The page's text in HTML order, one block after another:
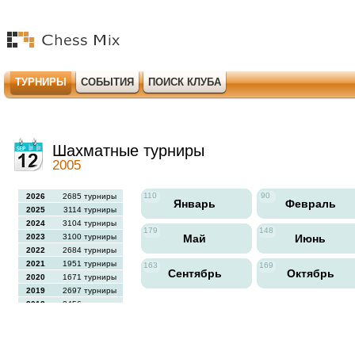
ТУРНИРЫ СОБЫТИЯ ПОИСК КЛУБА
Шахматные турниры
2005
2026
2685 турниры
2025
3114 турниры
2024
3104 турниры
2023
3100 турниры
2022
2684 турниры
2021
1951 турниры
2020
1671 турниры
2019
2697 турниры
2018
2456 турниры
110
Январь
90
Февраль
179
Май
148
Июнь
163
Сентябрь
169
Октябрь